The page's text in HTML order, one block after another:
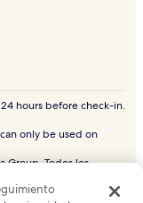
Financiero de
hours before check-in.
only be used on
Group. Todos los
comerciales o